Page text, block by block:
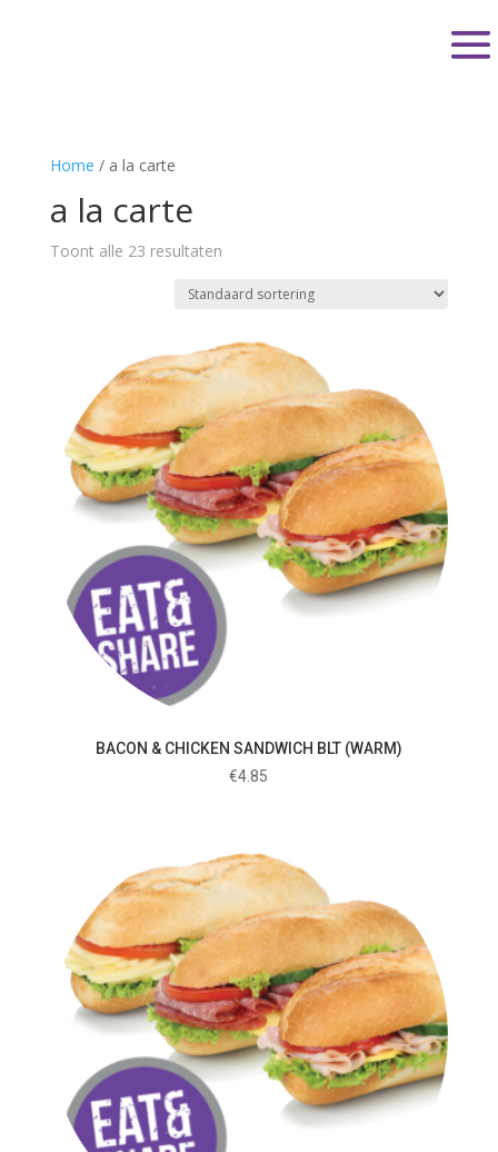
Home / a la carte
a la carte
Toont alle 23 resultaten
BACON & CHICKEN SANDWICH BLT (WARM)
€4.85